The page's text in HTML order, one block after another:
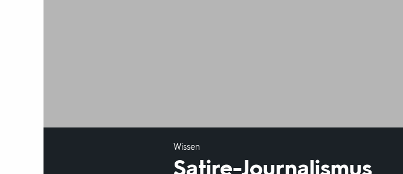
Wissen
Satire-Journalismus